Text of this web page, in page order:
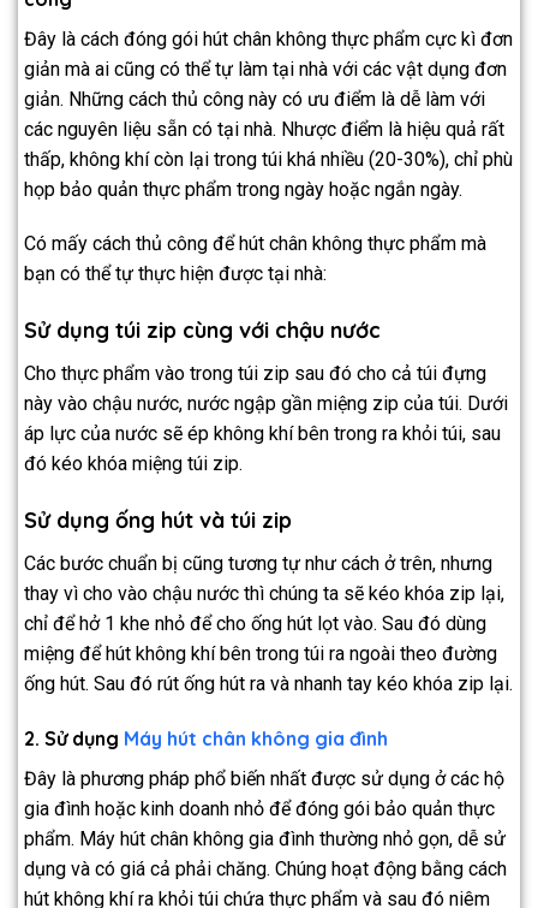
Đây là cách đóng gói hút chân không thực phẩm cực kì đơn
giản mà ai cũng có thể tự làm tại nhà với các vật dụng đơn
giản. Những cách thủ công này có ưu điểm là dễ làm với
các nguyên liệu sẵn có tại nhà. Nhược điểm là hiệu quả rất
thấp, không khí còn lại trong túi khá nhiều (20-30%), chỉ phù
họp bảo quản thực phẩm trong ngày hoặc ngắn ngày.
Có mấy cách thủ công để hút chân không thực phẩm mà
bạn có thể tự thực hiện được tại nhà:
Sử dụng túi zip cùng với chậu nước
Cho thực phẩm vào trong túi zip sau đó cho cả túi đựng
này vào chậu nước, nước ngập gần miệng zip của túi. Dưới
áp lực của nước sẽ ép không khí bên trong ra khỏi túi, sau
đó kéo khóa miệng túi zip.
Sử dụng ống hút và túi zip
Các bước chuẩn bị cũng tương tự như cách ở trên, nhưng
thay vì cho vào chậu nước thì chúng ta sẽ kéo khóa zip lại,
chỉ để hở 1 khe nhỏ để cho ống hút lọt vào. Sau đó dùng
miệng để hút không khí bên trong túi ra ngoài theo đường
ống hút. Sau đó rút ống hút ra và nhanh tay kéo khóa zip lại.
2. Sử dụng Máy hút chân không gia đình
Đây là phương pháp phổ biến nhất được sử dụng ở các hộ
gia đình hoặc kinh doanh nhỏ để đóng gói bảo quản thực
phẩm. Máy hút chân không gia đình thường nhỏ gọn, dễ sử
dụng và có giá cả phải chăng. Chúng hoạt động bằng cách
hút không khí ra khỏi túi chứa thực phẩm và sau đó niêm